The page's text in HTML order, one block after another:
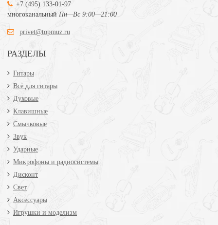
+7 (495) 133-01-97
многоканальный Пн—Вс 9:00—21:00
privet@topmuz.ru
РАЗДЕЛЫ
Гитары
Всё для гитары
Духовые
Клавишные
Смычковые
Звук
Ударные
Микрофоны и радиосистемы
Дисконт
Свет
Аксессуары
Игрушки и моделизм